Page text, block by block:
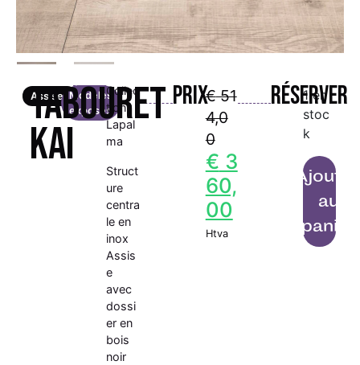
Assises
Tabouret
KAI
Modèles
exposés
Collec
tion :
Lapal
ma
Struct
ure
centra
le en
inox
Assis
e
avec
dossi
er en
bois
noir
Prix€51
4,0
0
€ 3
60,
00
Htva
Réserver
1 en
stoc
k
au
panier